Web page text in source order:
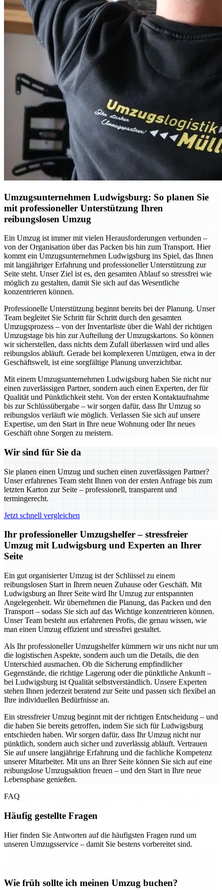
Umzugsunternehmen Ludwigsburg: So planen Sie
mit professioneller Unterstützung Ihren
reibungslosen Umzug
Ein Umzug ist immer mit vielen Herausforderungen verbunden –
von der Organisation über das Packen bis hin zum Transport. Hier
kommt ein Umzugsunternehmen Ludwigsburg ins Spiel, das Ihnen
mit langjähriger Erfahrung und professioneller Unterstützung zur
Seite steht. Unser Ziel ist es, den gesamten Ablauf so stressfrei wie
möglich zu gestalten, damit Sie sich auf das Wesentliche
konzentrieren können.
Professionelle Unterstützung beginnt bereits bei der Planung. Unser
Team begleitet Sie Schritt für Schritt durch den gesamten
Umzugsprozess – von der Inventarliste über die Wahl der richtigen
Umzugstage bis hin zur Aufteilung der Umzugskartons. So können
wir sicherstellen, dass nichts dem Zufall überlassen wird und alles
reibungslos abläuft. Gerade bei komplexeren Umzügen, etwa in der
Geschäftswelt, ist eine sorgfältige Planung unverzichtbar.
Mit einem Umzugsunternehmen Ludwigsburg haben Sie nicht nur
einen zuverlässigen Partner, sondern auch einen Experten, der für
Qualität und Pünktlichkeit steht. Von der ersten Kontaktaufnahme
bis zur Schlüssübergabe – wir sorgen dafür, dass Ihr Umzug so
reibungslos verläuft wie möglich. Verlassen Sie sich auf unsere
Expertise, um den Start in Ihre neue Wohnung oder Ihr neues
Geschäft ohne Sorgen zu meistern.
Wir sind für Sie da
Sie planen einen Umzug und suchen einen zuverlässigen Partner?
Unser erfahrenes Team steht Ihnen von der ersten Anfrage bis zum
letzten Karton zur Seite – professionell, transparent und
termingerecht.
Jetzt schnell vergleichen
Ihr professioneller Umzugshelfer – stressfreier
Umzug mit Ludwigsburg und Experten an Ihrer
Seite
Ein gut organisierter Umzug ist der Schlüssel zu einem
reibungslosen Start in Ihrem neuen Zuhause oder Geschäft. Mit
Ludwigsburg an Ihrer Seite wird Ihr Umzug zur entspannten
Angelegenheit. Wir übernehmen die Planung, das Packen und den
Transport – sodass Sie sich auf das Wichtige konzentrieren können.
Unser Team besteht aus erfahrenen Profis, die genau wissen, wie
man einen Umzug effizient und stressfrei gestaltet.
Als Ihr professioneller Umzugshelfer kümmern wir uns nicht nur um
die logistischen Aspekte, sondern auch um die Details, die den
Unterschied ausmachen. Ob die Sicherung empfindlicher
Gegenstände, die richtige Lagerung oder die pünktliche Ankunft –
bei Ludwigsburg ist Qualität selbstverständlich. Unsere Experten
stehen Ihnen jederzeit beratend zur Seite und passen sich flexibel an
Ihre individuellen Bedürfnisse an.
Ein stressfreier Umzug beginnt mit der richtigen Entscheidung – und
die haben Sie bereits getroffen, indem Sie sich für Ludwigsburg
entschieden haben. Wir sorgen dafür, dass Ihr Umzug nicht nur
pünktlich, sondern auch sicher und zuverlässig abläuft. Vertrauen
Sie auf unsere langjährige Erfahrung und die fachliche Kompetenz
unserer Mitarbeiter. Mit uns an Ihrer Seite können Sie sich auf eine
reibungslose Umzugsaktion freuen – und den Start in Ihre neue
Lebensphase genießen.
FAQ
Häufig gestellte Fragen
Hier finden Sie Antworten auf die häufigsten Fragen rund um
unseren Umzugsservice – damit Sie bestens vorbereitet sind.
Wie früh sollte ich meinen Umzug buchen?